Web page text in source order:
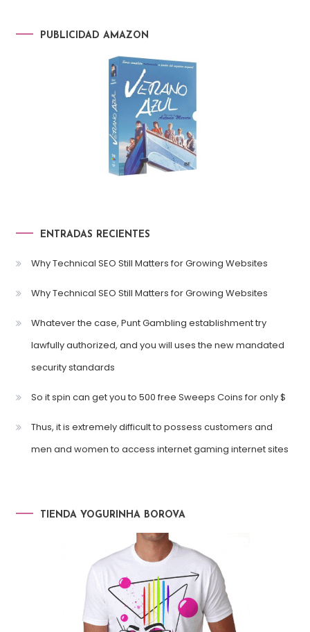
PUBLICIDAD AMAZON
ENTRADAS RECIENTES
Why Technical SEO Still Matters for Growing Websites
Why Technical SEO Still Matters for Growing Websites
Whatever the case, Punt Gambling establishment try
lawfully authorized, and you will uses the new mandated
security standards
So it spin can get you to 500 free Sweeps Coins for only $
Thus, it is extremely difficult to possess customers and
men and women to access internet gaming internet sites
TIENDA YOGURINHA BOROVA